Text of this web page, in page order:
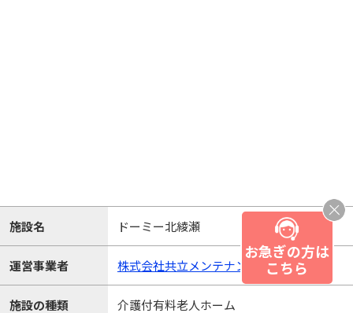
施設名 ドーミー北綾瀬
運営事業者 株式会社共立メンテナンス
施設の種類 介護付有料老人ホーム
お急ぎの方は
こちら